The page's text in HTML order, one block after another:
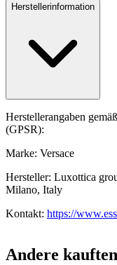
Herstellerinformation
Herstellerangaben
(GPSR):
Marke: Versace
Hersteller: Luxottica
Milano, Italy
Kontakt: https://
Andere